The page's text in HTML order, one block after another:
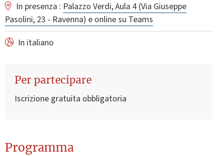
In presenza : Palazzo Verdi, Aula 4 (Via Giuseppe
Pasolini, 23 - Ravenna) e online su Teams
In italiano
Per partecipare
Iscrizione gratuita obbligatoria
Programma